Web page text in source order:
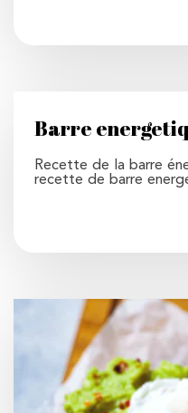
Barre
Recette de la barre
recette de barre